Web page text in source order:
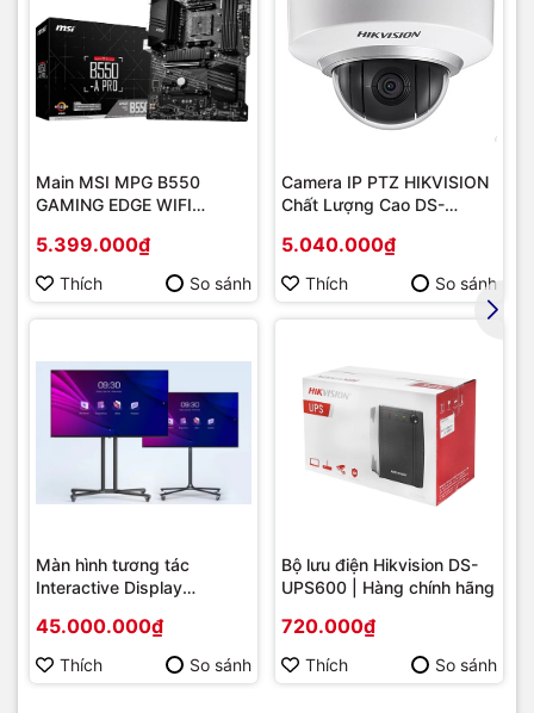
Main MSI MPG B550
GAMING EDGE WIFI
Socket AM4/ VGA
onboard)
5.399.000₫
Thích So sánh
Camera IP PTZ HIKVISION
Chất Lượng Cao DS-
5.040.000₫
Thích So sánh
Màn hình tương tác
Interactive Display
86 | Cấu hình cao cấp |
Hàng chính hãng
45.000.000₫
Thích So sánh
Bộ lưu điện Hikvision DS-
UPS600 | Hàng chính hãng
720.000₫
Thích So sánh